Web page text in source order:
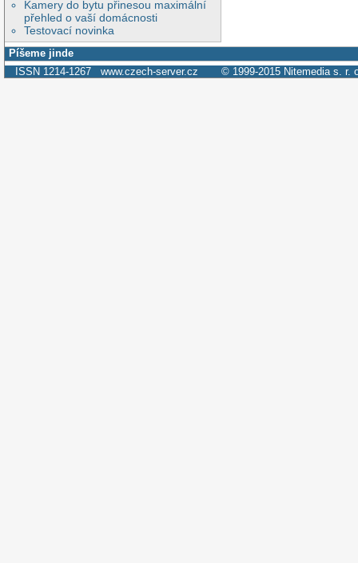
Kamery do bytu přinesou maximální
přehled o vaší domácnosti
Testovací novinka
Píšeme jinde
ISSN 1214-1267 www.czech-server.cz © 1999-2015 Nitemedia s. r.